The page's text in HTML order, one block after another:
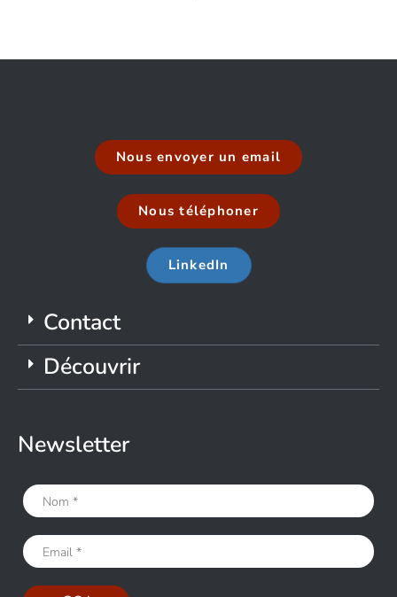
Nous envoyer un email
Nous téléphoner
LinkedIn
Contact
Découvrir
Newsletter